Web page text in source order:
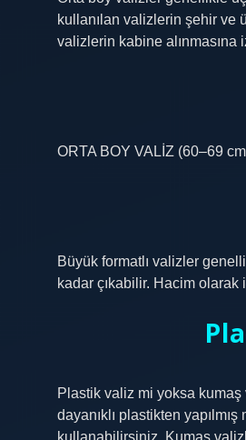
kullanılan valizlerin şehir ve
valizlerin kabine alınmasına
ORTA BOY VALİZ (60–69
Büyük formatlı valizler
kadar çıkabilir. Hacim
Plastik valiz mi yoksa
dayanıklı plastikten
kullanabilirsiniz. Kumaş